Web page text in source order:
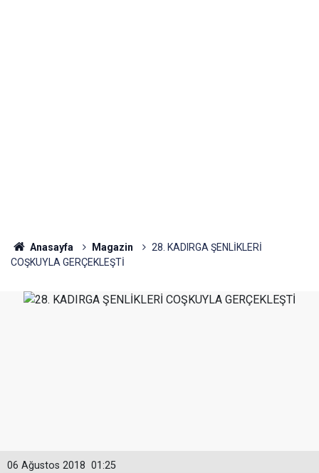
Anasayfa Magazin
28. KADIRGA ŞENLİKLERİ
COŞKUYLA GERÇEKLEŞTİ
01:25
06 Ağustos 2018